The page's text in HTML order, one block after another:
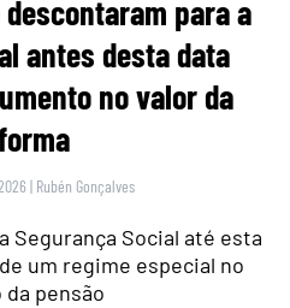
para a
antes desta data
no valor da
| Rubén Gonçalves
Segurança Social até esta
um regime especial no
da pensão